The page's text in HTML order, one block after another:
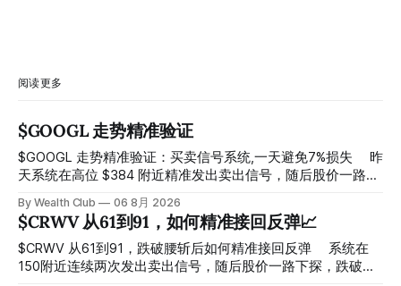
阅读更多
$GOOGL 走势精准验证
$GOOGL 走势精准验证：买卖信号系统,一天避免7%损失 ⠀ 昨
天系统在高位 $384 附近精准发出卖出信号，随后股价一路下
工干预，无需猜顶猜底，系统结合大数据自动帮你读懂市场情
绪与资金流向的转折点。 ⠀ 想要使用同款买卖信号交易系统
指标，以及更多核心名单、深度研究报告、交易机会 :
thewealthclub.vip
By Wealth Club 06 8月 2026
$CRWV 从61到91，如何精准接回反弹📈
$CRWV 从61到91，跌破腰斩后如何精准接回反弹 ⠀ 系统在
150附近连续两次发出卖出信号，随后股价一路下探，跌破